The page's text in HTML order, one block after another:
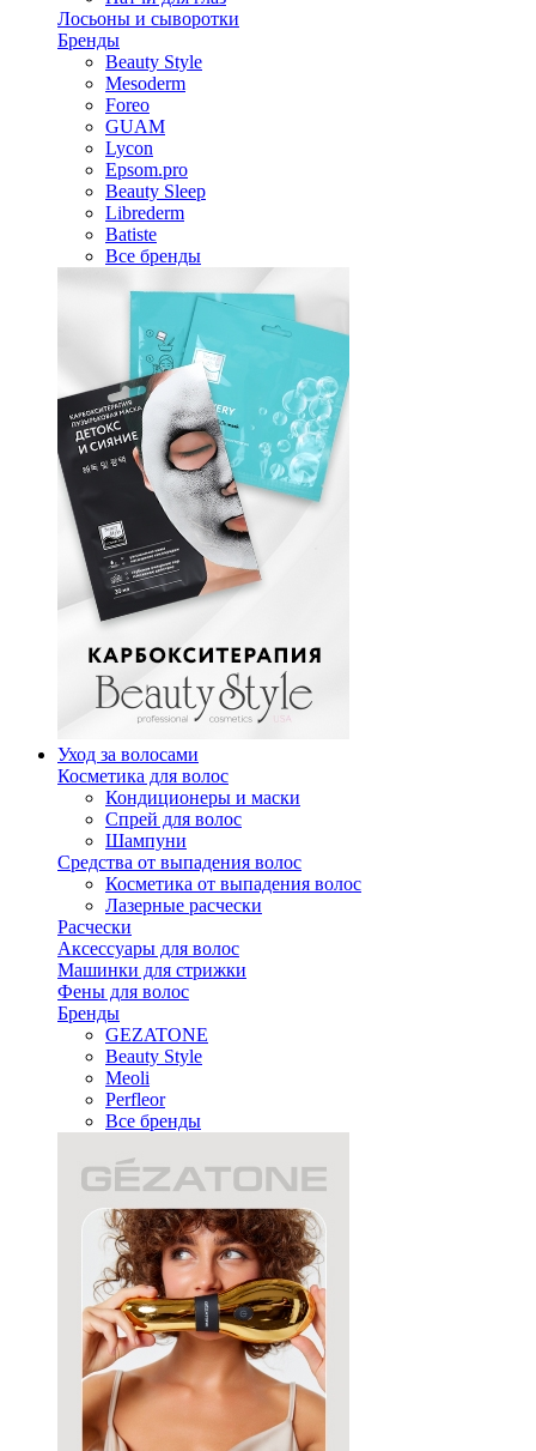
Лосьоны и сыворотки
Бренды
Beauty Style
Mesoderm
Foreo
GUAM
Lycon
Epsom.pro
Beauty Sleep
Librederm
Batiste
Все бренды
Уход за волосами
Косметика для волос
Кондиционеры и маски
Спрей для волос
Шампуни
Средства от выпадения волос
Косметика от выпадения волос
Лазерные расчески
Расчески
Аксессуары для волос
Машинки для стрижки
Фены для волос
Бренды
GEZATONE
Beauty Style
Meoli
Perfleor
Все бренды